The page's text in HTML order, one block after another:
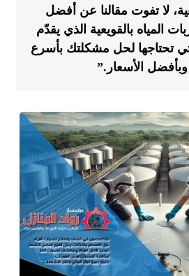
لا تفوت مقالنا عن أفضل
بالقويعية الذي يقدّم
تحتاجها لحل مشكلتك بأسرع
الأسعار.”